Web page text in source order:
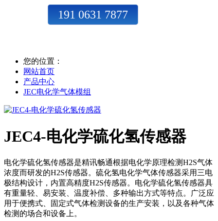
191 0631 7877
您的位置：
网站首页
产品中心
JEC电化学气体模组
JEC4-电化学硫化氢传感器
电化学硫化氢传感器是精讯畅通根据电化学原理检测H2S气体
浓度而研发的H2S传感器。硫化氢电化学气体传感器采用三电
极结构设计，内置高精度H2S传感器。电化学硫化氢传感器具
有重量轻、易安装、温度补偿、多种输出方式等特点。广泛应
用于便携式、固定式气体检测设备的生产安装，以及各种气体
检测的场合和设备上。